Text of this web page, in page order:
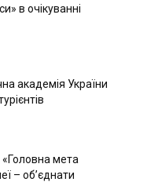
в очікуванні
академія України
мета
– об’єднати